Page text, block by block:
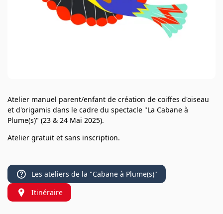
Atelier manuel parent/enfant de création de coiffes d'oiseau
et d'origamis dans le cadre du spectacle "La Cabane à
Plume(s)" (23 & 24 Mai 2025).
Atelier gratuit et sans inscription.
Les ateliers de la "Cabane à Plume(s)"
Itinéraire